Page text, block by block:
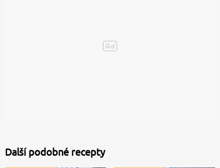
Další podobné recepty